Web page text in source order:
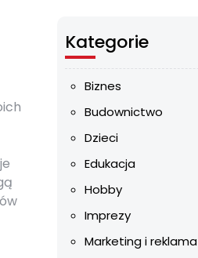
Kategorie
Biznes
Budownictwo
Dzieci
Edukacja
Hobby
Imprezy
Marketing i reklama